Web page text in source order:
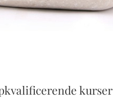
kurser